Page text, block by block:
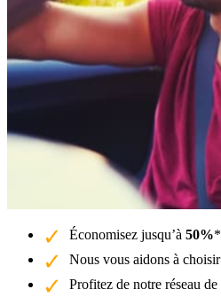
Économisez jusqu’à 50%
Nous vous aidons à
Profitez de notre réseau de